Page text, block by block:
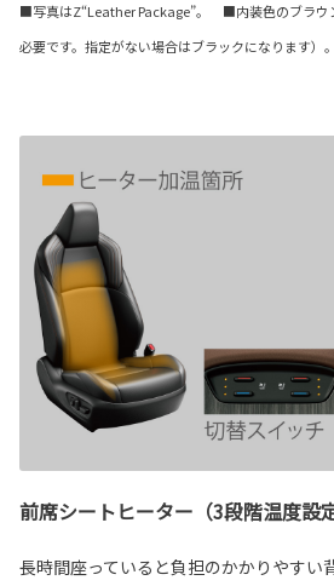
■写真はZ“Leather Package”。 ■内装色のブラウ
必要です。指定がない場合はブラックになります）。
前席シートヒーター（3段階温度設定
長時間座っていると負担のかかりやすい